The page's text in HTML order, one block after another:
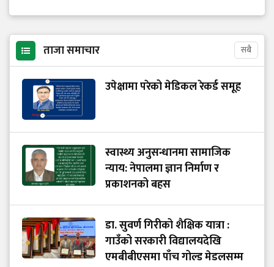
ताजा समाचार सबै
उपेक्षामा परेको मेडिकल रेकर्ड समूह
स्वास्थ्य अनुसन्धानमा सामाजिक
न्याय: नेपालमा ज्ञान निर्माण र
प्रकाशनको बहस
डा. सुवर्ण गिरीको शैक्षिक यात्रा :
गाउँको सरकारी विद्यालयदेखि
एमबीबीएसमा पाँच गोल्ड मेडलसम्म